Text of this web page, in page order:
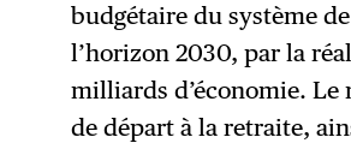
budgétaire du système
l’horizon 2030, par la
milliards d’économie. Le
de départ à la retraite,